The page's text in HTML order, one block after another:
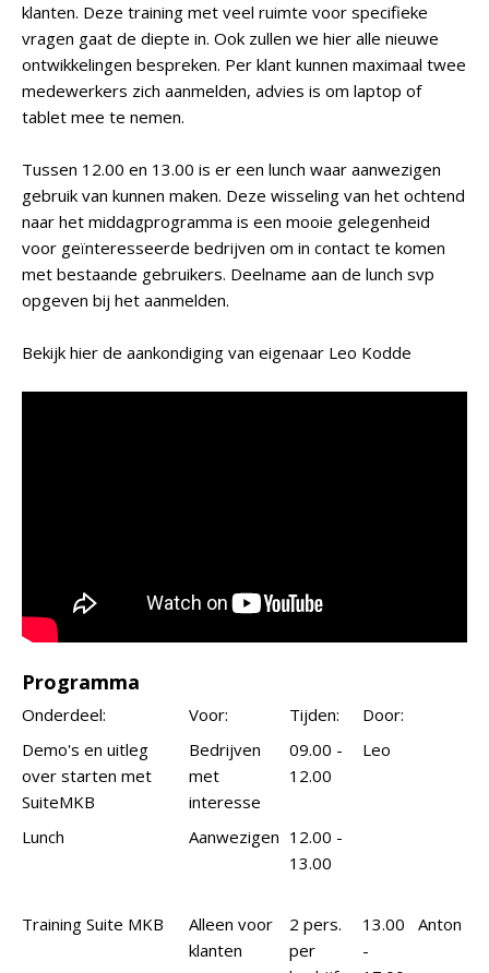
klanten. Deze training met veel ruimte voor specifieke
vragen gaat de diepte in. Ook zullen we hier alle nieuwe
ontwikkelingen bespreken. Per klant kunnen maximaal twee
medewerkers zich aanmelden, advies is om laptop of
tablet mee te nemen.
Tussen 12.00 en 13.00 is er een lunch waar aanwezigen
gebruik van kunnen maken. Deze wisseling van het ochtend
naar het middagprogramma is een mooie gelegenheid
voor geïnteresseerde bedrijven om in contact te komen
met bestaande gebruikers. Deelname aan de lunch svp
opgeven bij het aanmelden.
Bekijk hier de aankondiging van eigenaar Leo Kodde
Programma
Onderdeel: Voor: Tijden:
Door:
Demo's en uitleg
over starten met
SuiteMKB
Bedrijven
met
interesse
09.00 -
12.00
Leo
Lunch Aanwezigen 12.00 -
13.00
Training Suite MKB
Alleen voor
klanten
2 pers.
per
13.00
-
Anton